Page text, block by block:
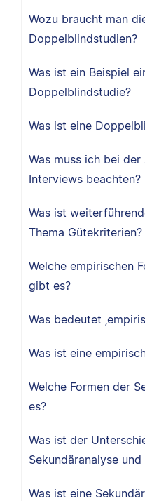
Wozu braucht man
Doppelblindstudien?
Was ist ein Beispiel
Doppelblindstudie?
Was ist eine
Was muss ich bei der
Interviews beachten?
Was ist
Thema Gütekriterien?
Welche empirischen
gibt es?
Was bedeutet
Was ist eine
Welche Formen der
es?
Was ist der
Sekundäranalyse
Was ist eine